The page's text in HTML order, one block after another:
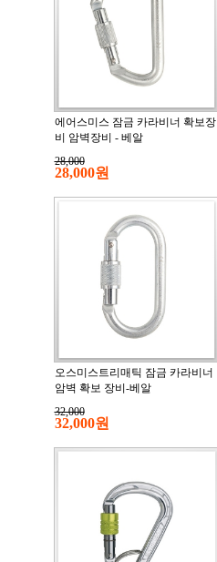
에어스미스 잠금 카라비너 확보장
비 암벽장비 - 베알
28,000
28,000원
오스미스트리매틱 잠금 카라비너
암벽 확보 장비-베알
32,000
32,000원